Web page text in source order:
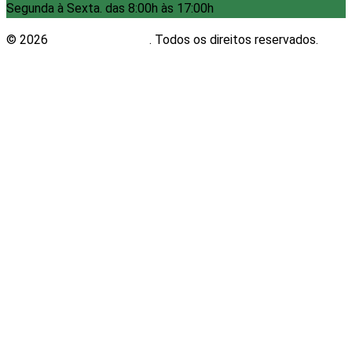
Segunda à Sexta. das 8:00h às 17:00h
© 2026 . Todos os direitos reservados.